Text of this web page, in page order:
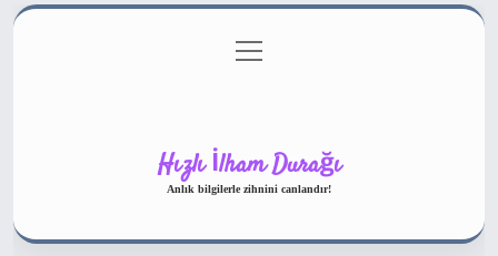
Gizlilik Politikası
menüyü
aç
Hızlı İlham Durağı
Anlık bilgilerle zihnini canlandır!